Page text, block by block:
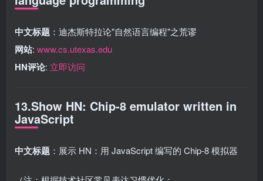
中文标题 ：迪杰斯特拉论"自然语言编程"之荒谬
网站: www.cs.utexas.edu
HN评论: 立即访问
13.Show HN: Chip-8 emulator written in
JavaScript
中文标题 ：展示 HN：用 JavaScript 编写的 Chip-8 模拟器